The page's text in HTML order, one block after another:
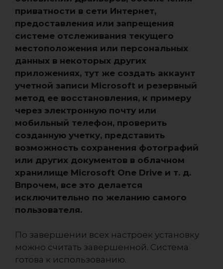
приватности в сети Интернет,
предоставления или запрещения
системе отслеживания текущего
местоположения или персональных
данных в некоторых других
приложениях, тут же создать аккаунт
учетной записи Microsoft и резервный
метод ее восстановления, к примеру
через электронную почту или
мобильный телефон, проверить
созданную учетку, представить
возможность сохранения фотографий
или других документов в облачном
хранилище Microsoft One Drive и т. д.
Впрочем, все это делается
исключительно по желанию самого
пользователя.
По завершении всех настроек установку
можно считать завершенной. Система
готова к использованию.